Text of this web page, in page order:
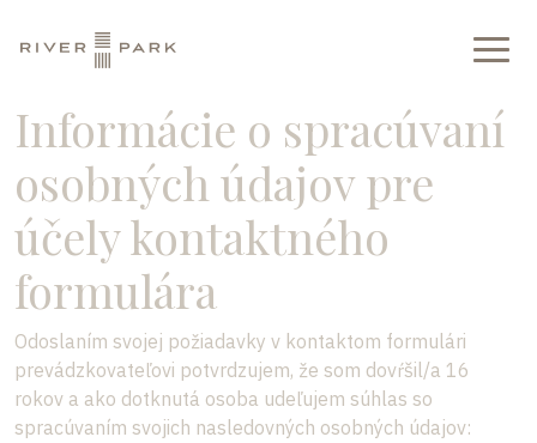
Informácie o spracúvaní
osobných údajov pre
účely kontaktného
formulára
Odoslaním svojej požiadavky v kontaktom formulári
prevádzkovateľovi potvrdzujem, že som dovŕšil/a 16
rokov a ako dotknutá osoba udeľujem súhlas so
spracúvaním svojich nasledovných osobných údajov: